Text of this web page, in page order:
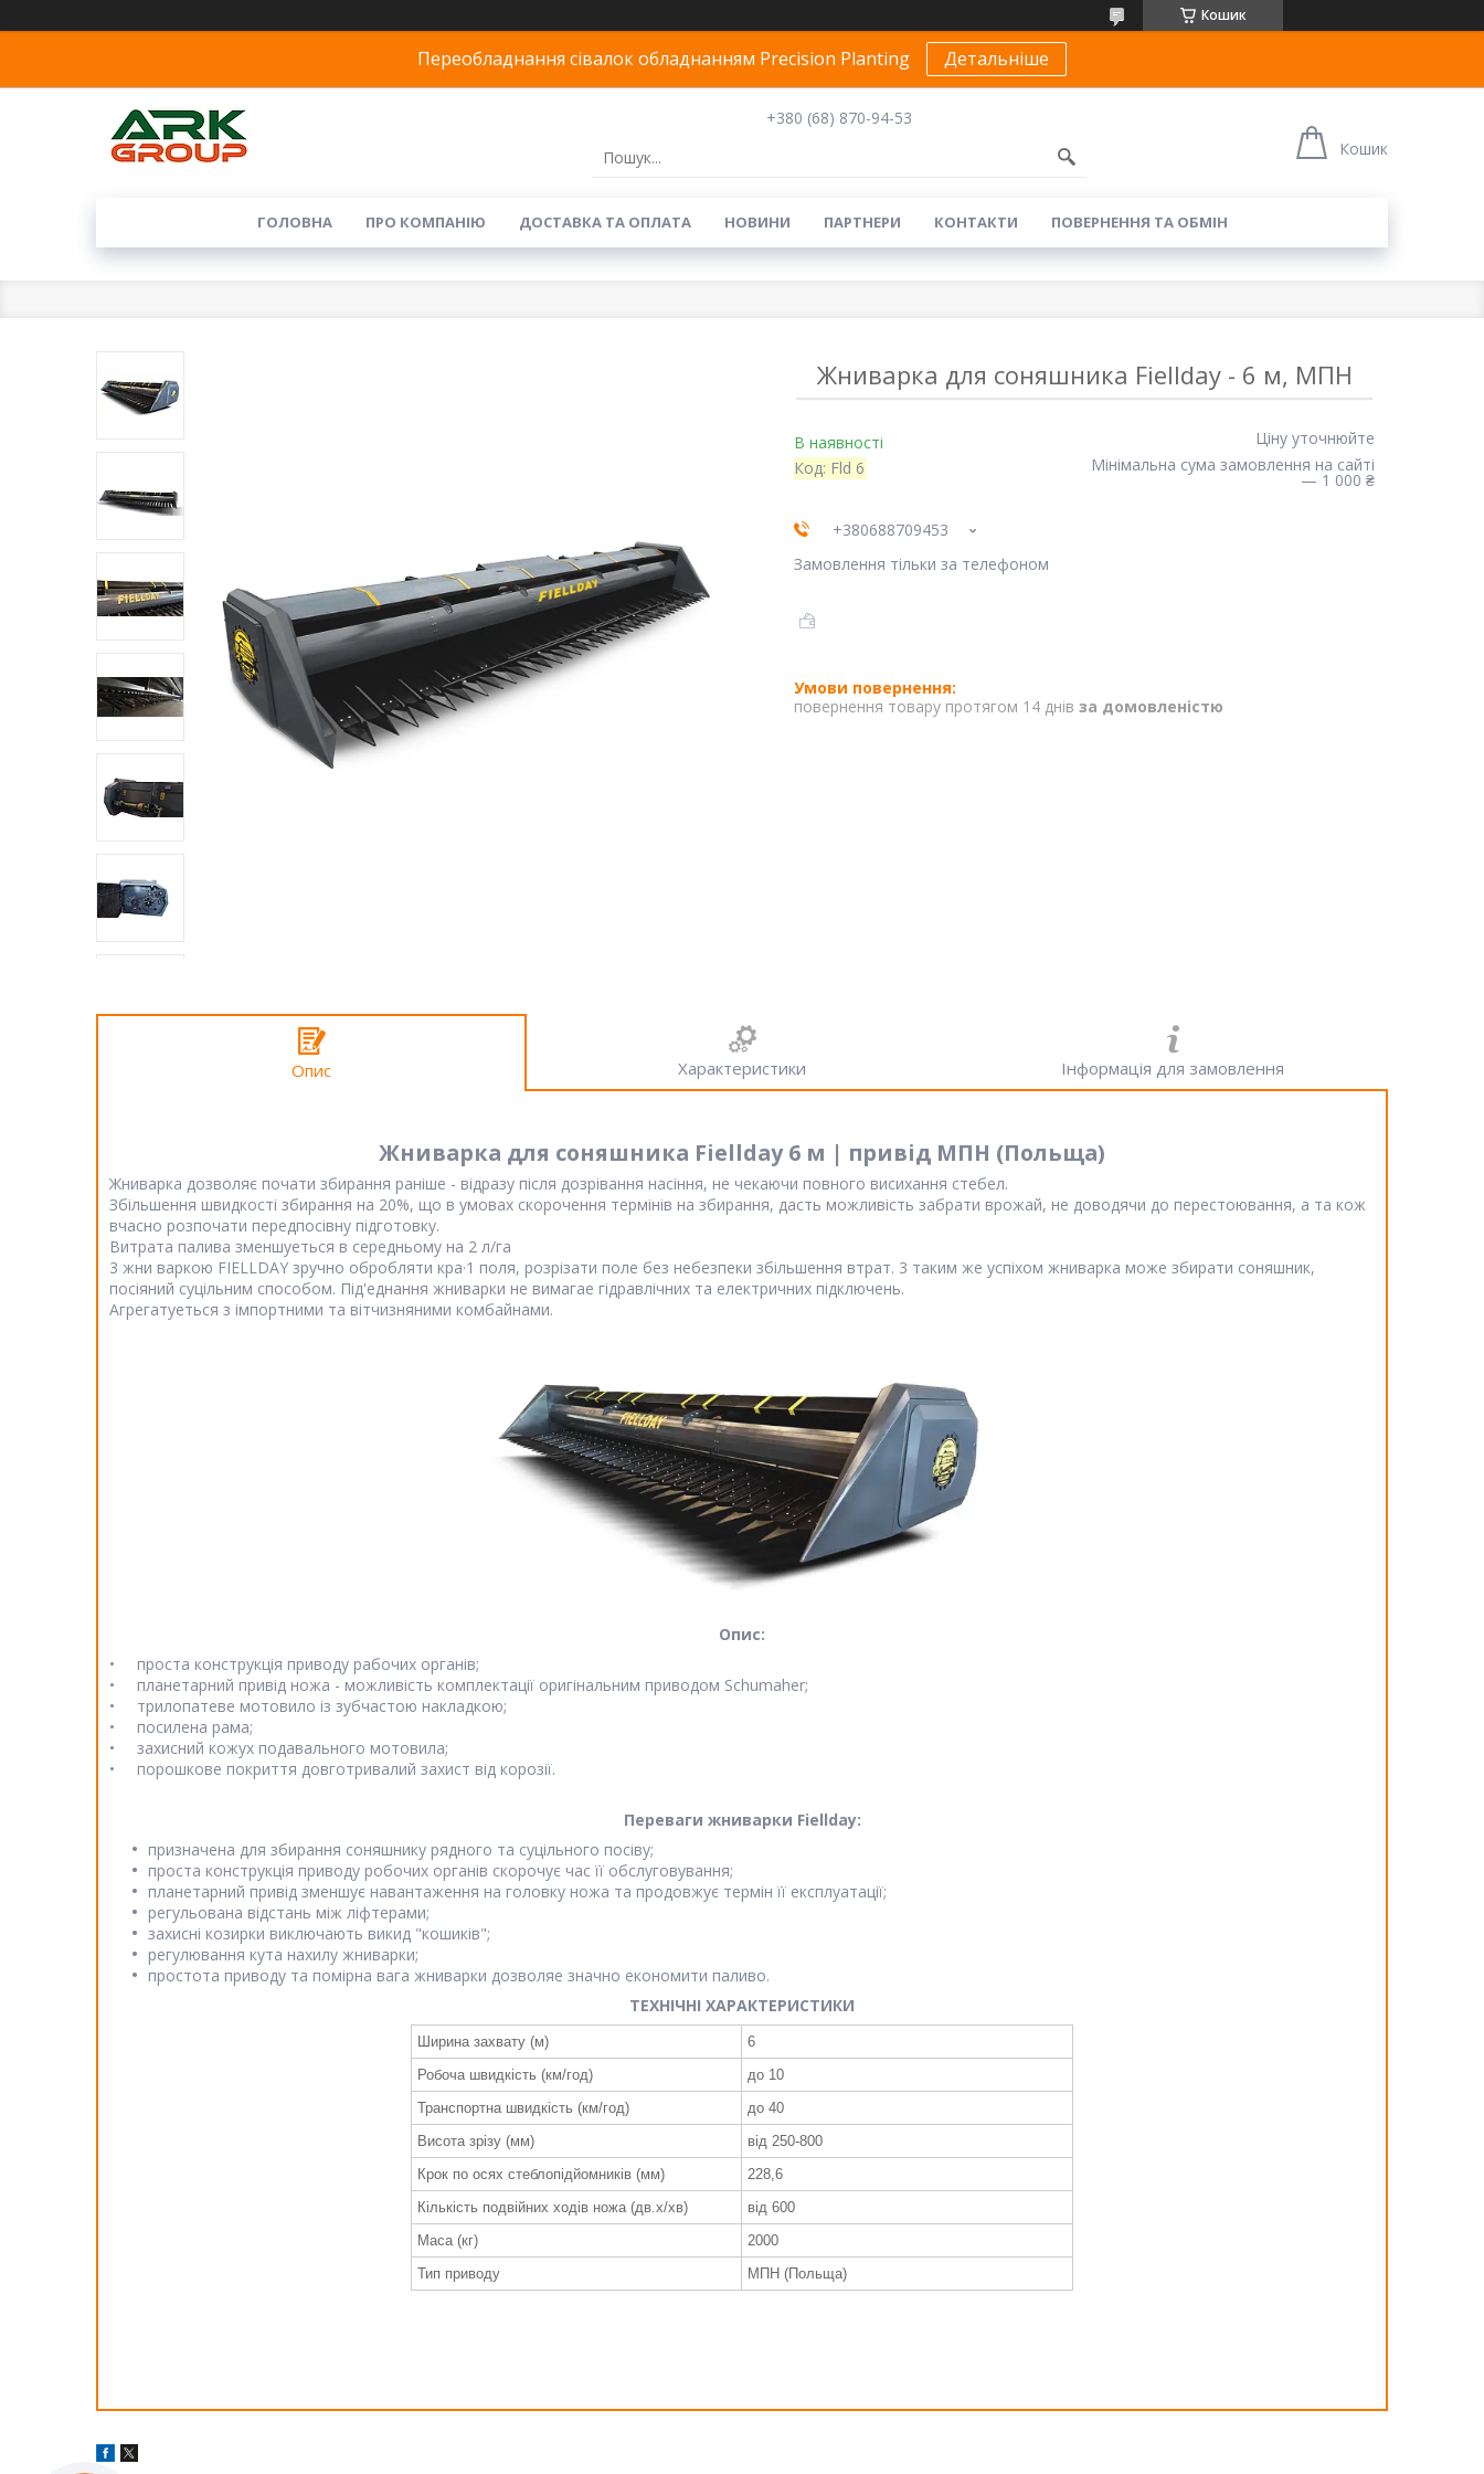
Кошик
Переобладнання сівалок обладнанням Precision Planting Детальніше
+380 (68) 870-94-53
Кошик
ГОЛОВНА ПРО КОМПАНІЮ ДОСТАВКА ТА ОПЛАТА НОВИНИ ПАРТНЕРИ КОНТАКТИ ПОВЕРНЕННЯ ТА ОБМІН
Жниварка для соняшника Fiellday - 6 м, МПН
В наявності
Код: Fld 6
Ціну уточнюйте
Мінімальна сума замовлення на сайті
— 1 000 ₴
+380688709453
Замовлення тільки за телефоном
повернення товару протягом 14 днів за домовленістю
Опис Характеристики Інформація для замовлення
Жниварка для соняшника Fiellday 6 м | привід МПН (Польща)
Жниварка дозволяє почати збирання ранiше - вiдразу пiсля дозрiвання насiння, не чекаючи повного висихання стебел.
Збiльшення швидкостi збирання на 20%, що в умовах скорочення термiнiв на збирання, дасть можливiсть забрати врожай, не доводячи до перестоювання, а та кож
вчасно розпочати передпосiвну пiдготовку.
Витрата палива зменшуеться в середньому на 2 л/га
3 жни варкою FIELLDAY зручно обробляти кра·1 поля, розрiзати поле без небезпеки збiльшення втрат. 3 таким же успiхом жниварка може збирати соняшник,
посiяний суцiльним способом. Пiд'еднання жниварки не вимагае гiдравлiчних та електричних пiдключень.
Агрегатуеться з iмпортними та вiтчизняними комбайнами.
Опис:
• проста конструкцiя приводу рабочих органiв;
• планетарний привiд ножа - можливiсть комплектації оригiнальним приводом Schumaher;
• трилопатеве мотовило iз зубчастою накладкою;
• посилена рама;
• захисний кожух подавального мотовила;
• порошкове покриття довготривалий захист вiд корозії.
Переваги жниварки Fiellday:
призначена для збирання соняшнику рядного та суцiльного посiву;
проста конструкцiя приводу робочих органiв скорочує час її обслуговування;
планетарний привiд зменшує навантаження на головку ножа та продовжує термiн її експлуатації;
регульована вiдстань мiж лiфтерами;
захиснi козирки виключають викид "кошикiв";
регулювання кута нахилу жниварки;
простота приводу та помiрна вага жниварки дозволяе значно економити паливо.
ТЕХНІЧНІ ХАРАКТЕРИСТИКИ
Ширина захвату (м)
6
Робоча швидкість (км/год)
до 10
Транспортна швидкість (км/год)
до 40
Висота зрізу (мм)
від 250-800
Крок по осях стеблопідйомників (мм)
228,6
Кількість подвійних ходів ножа (дв.х/хв)
від 600
Маса (кг)
2000
Тип приводу
МПН (Польща)